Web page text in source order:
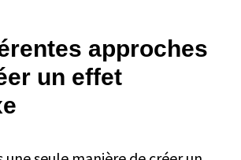
approches
un effet